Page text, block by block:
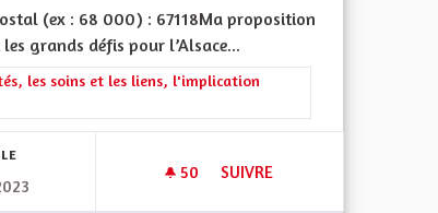
(ex : 68 000) : 67118Ma proposition
grands défis pour l’Alsace...
de la catégorie : Les solidarités, les soins et les liens,
les soins et les liens, l'implication
50 50 ABONNÉS
SUIVRE